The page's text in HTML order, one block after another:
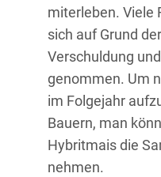
miterleben. Viele
sich auf Grund
Verschuldung
genommen. Um
im Folgejahr
Bauern, man
Hybritmais die
nehmen.